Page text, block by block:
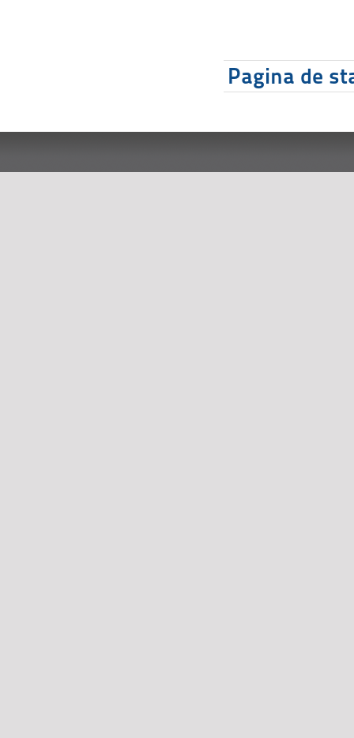
Pagina de